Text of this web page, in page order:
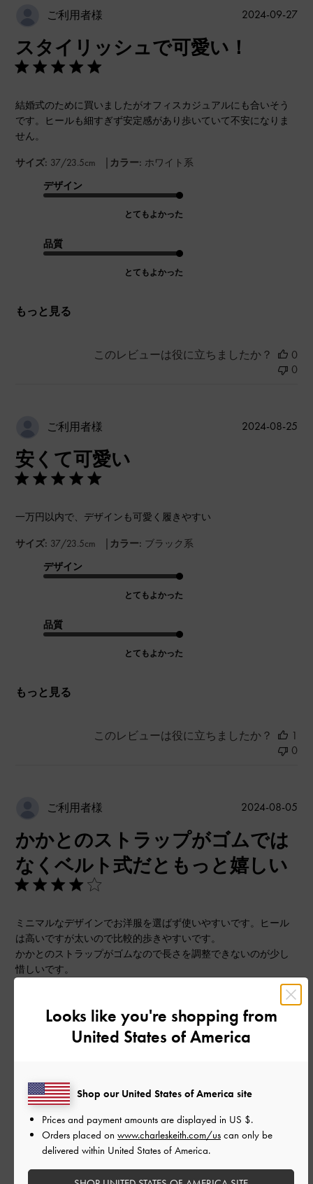
ご利用者様
スタイリッシュで可愛い！
結婚式のために買いましたがオフィスカジュアルにも合いそう
です。ヒールも細すぎず安定感があり歩いていて不安になりま
せん。
サイズ: 37/23.5cm | カラー: ホワイト系
デザイン
とてもよかった
品質
とてもよかった
もっと見る
公
2024-09-27
このレビューは役に立ちましたか？
0
0
ご利用者様
安くて可愛い
一万円以内で、デザインも可愛く履きやすい
サイズ: 37/23.5cm | カラー: ブラック系
デザイン
とてもよかった
品質
とてもよかった
もっと見る
公
2024-08-25
このレビューは役に立ちましたか？
1
0
ご利用者様
かかとのストラップがゴムでは
なくベルト式だともっと嬉しい
ミニマルなデザインでお洋服を選ばず使いやすいです。ヒール
は高いですが太いので比較的歩きやすいです。
かかとのストラップがゴムなので長さを調整できないのが少し
惜しいです。
幅広甲高なタイプでサイズは38または39ですがこちらは38でぴ
| カラー:
品質
とてもよかった
もっと見る
公
2024-08-05
Looks like you're shopping from
United States of America
Shop our United States of America site
Prices and payment amounts are displayed in US $.
Orders placed on www.charleskeith.com/us can only be
delivered within United States of America.